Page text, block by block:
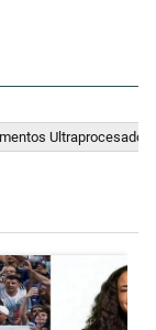
Ultraprocesados
en CABA
de tendencia con